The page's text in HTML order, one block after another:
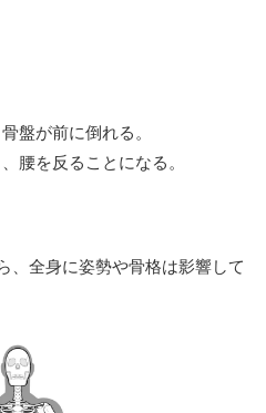
盤が前に倒れる。
腰を反ることになる。
、全身に姿勢や骨格は影響して